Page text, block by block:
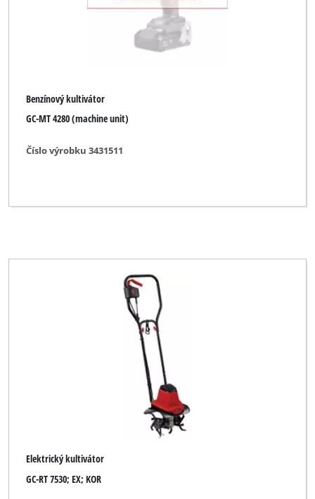
Benzínový kultivátor
GC-MT 4280 (machine unit)
Číslo výrobku 3431511
Elektrický kultivátor
GC-RT 7530; EX; KOR